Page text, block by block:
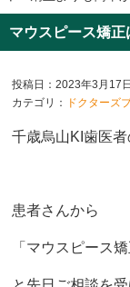
マウスピース矯
投稿日：2023年3月17日
カテゴリ：
ドクターズ
千歳烏山KI歯医者
患者さんから
「マウスピース